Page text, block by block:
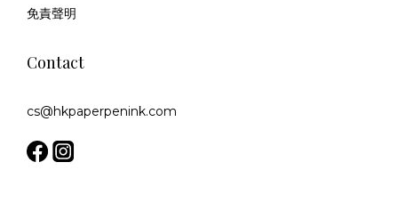
免責聲明
Contact
cs@hkpaperpenink.com